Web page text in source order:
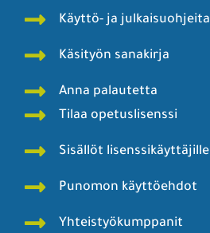
Käyttö- ja julkaisuohjeita
Käsityön sanakirja
Anna palautetta
Tilaa opetuslisenssi
Sisällöt lisenssikäyttäjille
Punomon käyttöehdot
Yhteistyökumppanit